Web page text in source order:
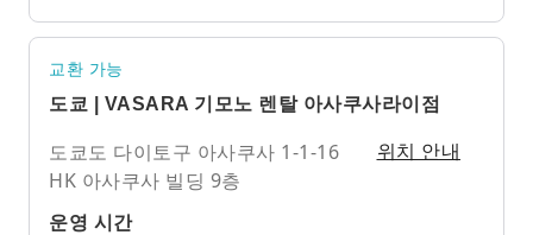
교환 가능
도쿄 | VASARA 기모노 렌탈 아사쿠사라이점
도쿄도 다이토구 아사쿠사 1-1-16
HK 아사쿠사 빌딩 9층
위치 안내
운영 시간